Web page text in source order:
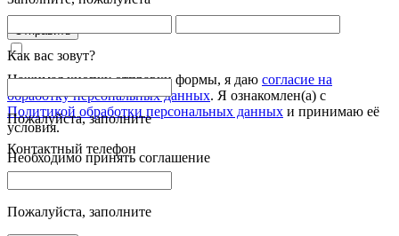
Отправить
Нажимая кнопку отправки формы, я даю согласие на
обработку персональных данных. Я ознакомлен(а) с
Политикой обработки персональных данных и принимаю её
условия.
Необходимо принять соглашение
Как вас зовут?
Пожалуйста, заполните
Контактный телефон
Пожалуйста, заполните